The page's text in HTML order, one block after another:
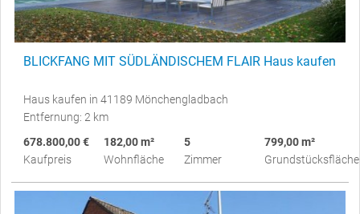
BLICKFANG MIT SÜDLÄNDISCHEM FLAIR Haus kaufen
Haus kaufen in 41189 Mönchengladbach
Entfernung: 2 km
678.800,00 €
Kaufpreis
182,00 m²
Wohnfläche
5
Zimmer
799,00 m²
Grundstücksfläche